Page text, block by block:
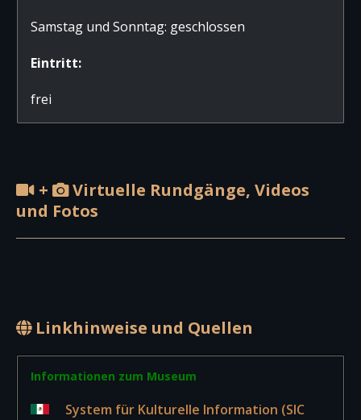
Samstag und Sonntag: geschlossen
Eintritt:
frei
+
Virtuelle Rundgänge, Videos
und Fotos
Linkhinweise und Quellen
Informationen zum Museum
System für Kulturelle Information (SIC